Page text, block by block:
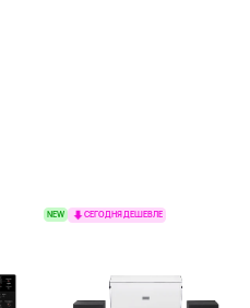
NEW СЕГОДНЯ ДЕШЕВЛЕ